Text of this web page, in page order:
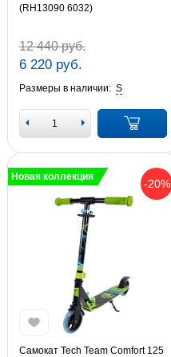
(RH13090 6032)
12 440 руб.
6 220 руб.
Размеры в наличии: S
-20%
Новая коллекция
Самокат Tech Team Comfort 125